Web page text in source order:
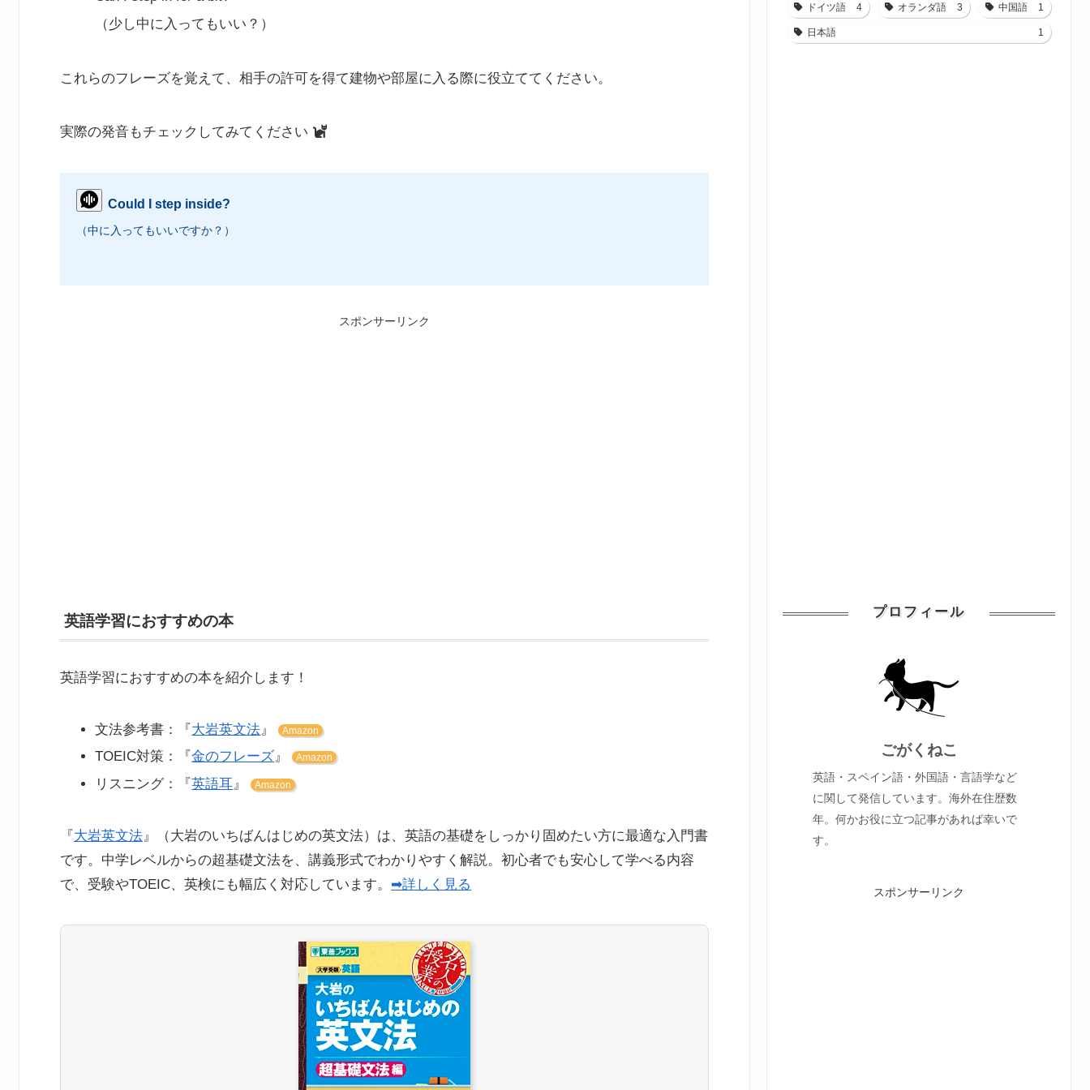
（少し中に入ってもいい？）
これらのフレーズを覚えて、相手の許可を得て建物や部屋に入る際に役立ててください。
実際の発音もチェックしてみてください
Could I step inside?
（中に入ってもいいですか？）
スポンサーリンク
英語学習におすすめの本
英語学習におすすめの本を紹介します！
文法参考書：『大岩英文法 』 Amazon
TOEIC対策：『金のフレーズ』 Amazon
リスニング：『英語耳 』 Amazon
『大岩英文法 』（大岩のいちばんはじめの英文法）は、英語の基礎をしっかり固めたい方に最適な入門書
です。中学レベルからの超基礎文法を、講義形式でわかりやすく解説。初心者でも安心して学べる内容
で、受験やTOEIC、英検にも幅広く対応しています。 ➡詳しく見る
ドイツ語 4 オランダ語 3 中国語 1
日本語 1
プロフィール
ごがくねこ
英語・スペイン語・外国語・言語学など
に関して発信しています。海外在住歴数
年。何かお役に立つ記事があれば幸いで
す。
スポンサーリンク